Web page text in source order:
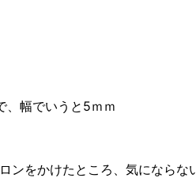
、幅でいうと5ｍｍ
ンをかけたところ、気にならな